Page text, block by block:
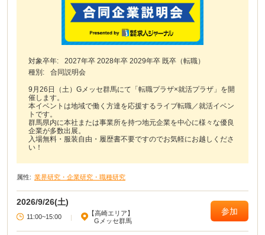
対象卒年:
2027年卒 2028年卒 2029年卒 既卒（転職）
種別:
合同説明会
9月26日（土）Gメッセ群馬にて「転職プラザ×就活プラザ」を開
催します。
本イベントは地域で働く方達を応援するライブ転職／就活イベン
トです。
群馬県内に本社または事業所を持つ地元企業を中心に様々な優良
企業が多数出展。
入場無料・服装自由・履歴書不要ですのでお気軽にお越しくださ
い！
属性: 業界研究・企業研究・職種研究
2026/9/26(土)
11:00~15:00 |
【高崎エリア】
Gメッセ群馬
参加